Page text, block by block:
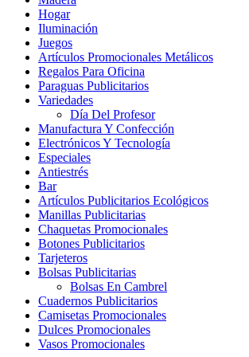
Hogar
Iluminación
Juegos
Artículos Promocionales Metálicos
Regalos Para Oficina
Paraguas Publicitarios
Variedades
Día Del Profesor
Manufactura Y Confección
Electrónicos Y Tecnología
Especiales
Antiestrés
Bar
Artículos Publicitarios Ecológicos
Manillas Publicitarias
Chaquetas Promocionales
Botones Publicitarios
Tarjeteros
Bolsas Publicitarias
Bolsas En Cambrel
Cuadernos Publicitarios
Camisetas Promocionales
Dulces Promocionales
Vasos Promocionales